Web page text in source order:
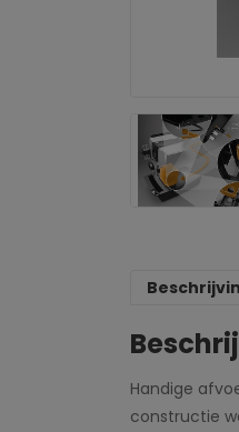
Handige
constructie